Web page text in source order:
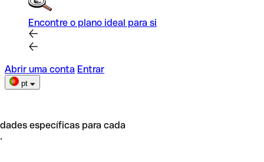
Encontre o plano ideal para si
Abrir uma conta Entrar
pt
específicas para cada